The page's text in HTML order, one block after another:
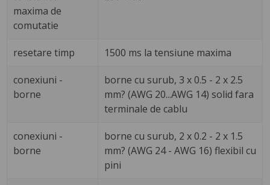
maxima de
comutatie
resetare timp 1500 ms la tensiune maxima
conexiuni -
borne
borne cu surub, 3 x 0.5 - 2 x 2.5
mm? (AWG 20...AWG 14) solid fara
terminale de cablu
conexiuni -
borne
borne cu surub, 2 x 0.2 - 2 x 1.5
mm? (AWG 24 - AWG 16) flexibil cu
pini